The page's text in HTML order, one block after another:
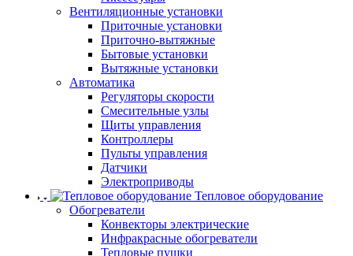
Вентиляционные установки
Приточные установки
Приточно-вытяжные
Бытовые установки
Вытяжные установки
Автоматика
Регуляторы скорости
Смесительные узлы
Щиты управления
Контроллеры
Пульты управления
Датчики
Электроприводы
Тепловое оборудование
Обогреватели
Конвекторы электрические
Инфракрасные обогреватели
Тепловые пушки